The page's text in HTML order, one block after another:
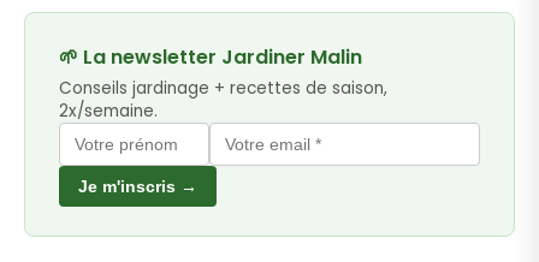
🌱 La newsletter Jardiner Malin
Conseils jardinage + recettes de saison,
2x/semaine.
Je m'inscris →